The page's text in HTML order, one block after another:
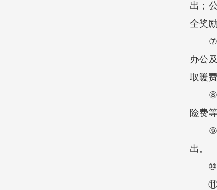
出；
全奖
⑦
办公
取暖
⑧
险费
⑨
出。
⑩
⑪